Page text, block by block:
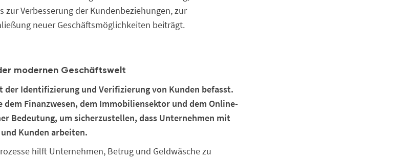
zur Verbesserung der Kundenbeziehungen, zur
neuer Geschäftsmöglichkeiten beiträgt.
modernen Geschäftswelt
der Identifizierung und Verifizierung von Kunden befasst.
dem Finanzwesen, dem Immobiliensektor und dem Online-
Bedeutung, um sicherzustellen, dass Unternehmen mit
Kunden arbeiten.
hilft Unternehmen, Betrug und Geldwäsche zu